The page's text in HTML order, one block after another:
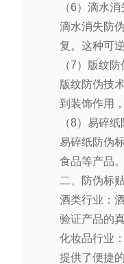
（6）滴水
滴水消失防
复。这种可
（7）版纹防
版纹防伪技
到装饰作用
（8）易碎纸
易碎纸防伪
食品等产品
二、防伪标
酒类行业：
验证产品的
化妆品行业
提供了便捷